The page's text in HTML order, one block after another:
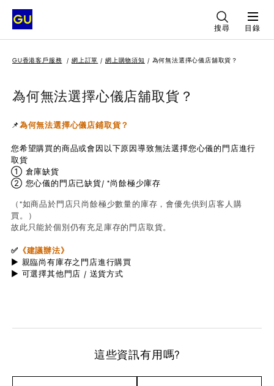
搜尋 目錄
GU香港客戶服務 網上訂單 網上購物須知 為何無法選擇心儀店舖取貨？
為何無法選擇心儀店舖取貨？
📌為何無法選擇心儀店鋪取貨？
您希望購買的商品或會因以下原因導致無法選擇您心儀的門店進行
取貨
① 倉庫缺貨
② 您心儀的門店已缺貨/ *尚餘極少庫存
（*如商品於門店只尚餘極少數量的庫存，會優先供到店客人購
買。）
故此只能於個別仍有充足庫存的門店取貨。
✅ 《建議辦法》
▶ 親臨尚有庫存之門店進行購買
▶ 可選擇其他門店 / 送貨方式
這些資訊有用嗎?